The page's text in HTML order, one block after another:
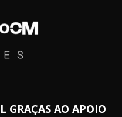
GRAÇAS AO APOIO